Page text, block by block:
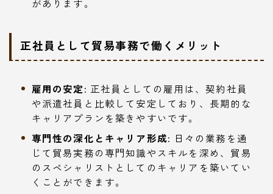
があります。
正社員として貿易事務で働くメリット
雇用の安定: 正社員としての雇用は、契約社員
や派遣社員と比較して安定しており、長期的な
キャリアプランを築きやすいです。
専門性の深化とキャリア形成: 日々の業務を通
じて貿易実務の専門知識やスキルを深め、貿易
のスペシャリストとしてのキャリアを築いてい
くことができます。